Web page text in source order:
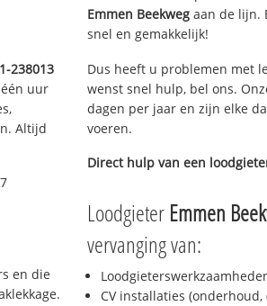
238013
uur
Altijd
en die
Emmen Beekweg aan de lijn.
snel en gemakkelijk!
Dus heeft u problemen met
wenst snel hulp, bel ons.
dagen per jaar en zijn elke
voeren.
Direct hulp van een
Loodgieter Emmen
vervanging van:
CV installaties